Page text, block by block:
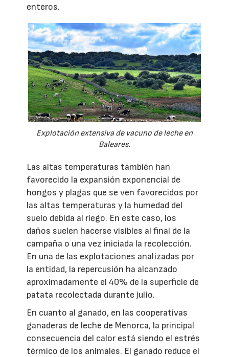
enteros.
Explotación extensiva de vacuno de leche en
Baleares.
Las altas temperaturas también han
favorecido la expansión exponencial de
hongos y plagas que se ven favorecidos por
las altas temperaturas y la humedad del
suelo debida al riego. En este caso, los
daños suelen hacerse visibles al final de la
campaña o una vez iniciada la recolección.
En una de las explotaciones analizadas por
la entidad, la repercusión ha alcanzado
aproximadamente el 40% de la superficie de
patata recolectada durante julio.
En cuanto al ganado, en las cooperativas
ganaderas de leche de Menorca, la principal
consecuencia del calor está siendo el estrés
térmico de los animales. El ganado reduce el